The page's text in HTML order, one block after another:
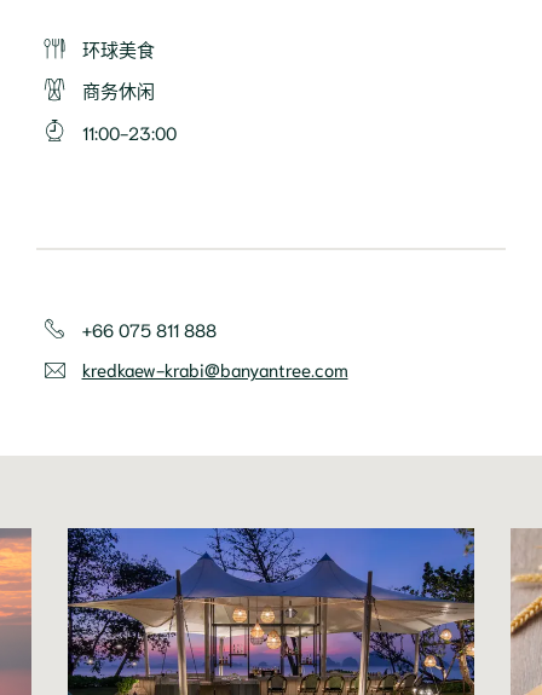
环球美食
商务休闲
11:00-23:00
+66 075 811 888
kredkaew-krabi@banyantree.com